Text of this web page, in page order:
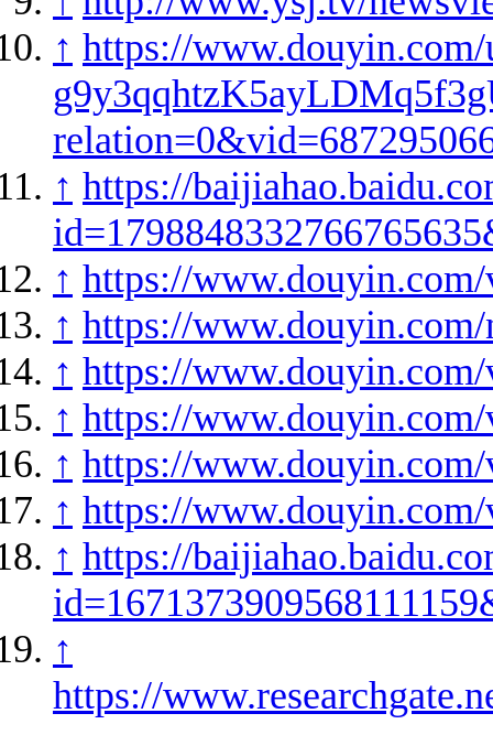
↑ https://
↑ https://
↑ https://
↑ https://
↑ https://
↑ https://
↑ https://
↑ https://
↑ https://
↑
https://